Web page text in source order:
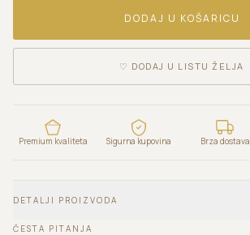
DODAJ U KOŠARICU
♡ DODAJ U LISTU ŽELJA
Premium kvaliteta Sigurna kupovina Brza dostava
DETALJI PROIZVODA
ČESTA PITANJA